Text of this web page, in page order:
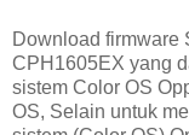
Download firmware
CPH1605EX yang
sistem Color OS
OS, Selain untuk